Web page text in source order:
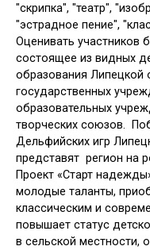
"скрипка", "театр",
"эстрадное пение",
Оценивать участников
состоящее из видных
образования Липецкой
государственных
образовательных
творческих союзов.
Дельфийских игр
представят регион на
Проект «Старт
молодые таланты,
классическим и
повышает статус
в сельской местности,